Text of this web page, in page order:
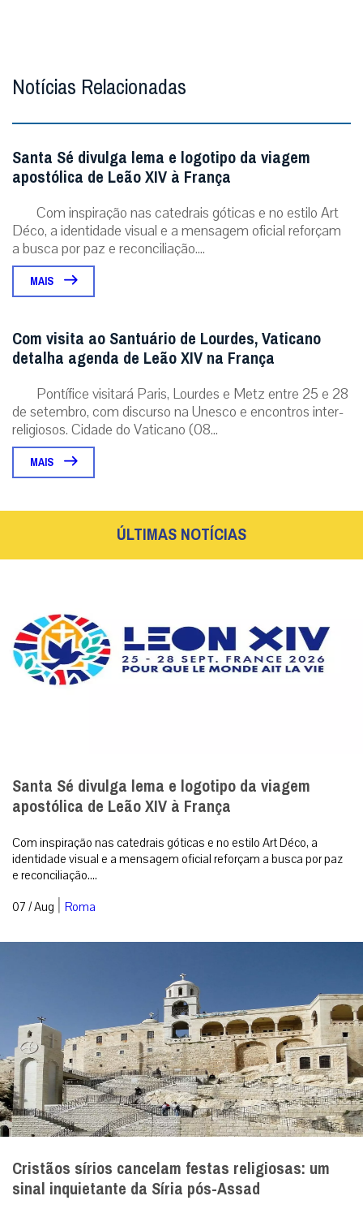
Notícias Relacionadas
Santa Sé divulga lema e logotipo da viagem
apostólica de Leão XIV à França
Com inspiração nas catedrais góticas e no estilo Art
Déco, a identidade visual e a mensagem oficial reforçam
a busca por paz e reconciliação....
MAIS
Com visita ao Santuário de Lourdes, Vaticano
detalha agenda de Leão XIV na França
Pontífice visitará Paris, Lourdes e Metz entre 25 e 28
de setembro, com discurso na Unesco e encontros inter-
religiosos. Cidade do Vaticano (08...
MAIS
ÚLTIMAS NOTÍCIAS
Santa Sé divulga lema e logotipo da viagem
apostólica de Leão XIV à França
Com inspiração nas catedrais góticas e no estilo Art Déco, a
identidade visual e a mensagem oficial reforçam a busca por paz
e reconciliação....
07 / Aug | Roma
Cristãos sírios cancelam festas religiosas: um
sinal inquietante da Síria pós-Assad